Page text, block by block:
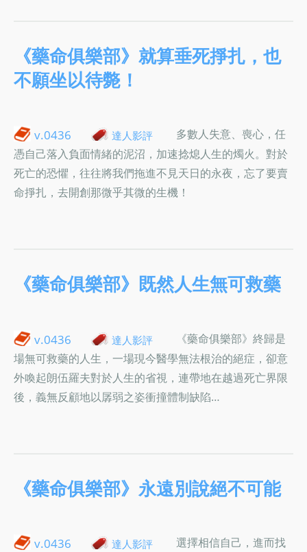
《藥命俱樂部》就算垂死掙扎，也
不願坐以待斃！
v.0436 達人影評
多數人失意、喪心，任
憑自己落入負面情緒的泥沼，加速捻熄人生的燭火。對於
死亡的恐懼，往往將我們拖進不見天日的永夜，忘了要賣
命掙扎，去開創那微乎其微的生機！
《藥命俱樂部》既然人生無可救藥
v.0436 達人影評
《藥命俱樂部》終歸是
場無可救藥的人生，一場現今醫學無法根治的絕症，卻意
外喚起朗伍羅夫對於人生的省視，連帶地在越過死亡界限
後，義無反顧地以孱弱之姿衝撞體制缺陷…
《藥命俱樂部》永遠別說絕不可能
v.0436 達人影評
選擇相信自己，進而找